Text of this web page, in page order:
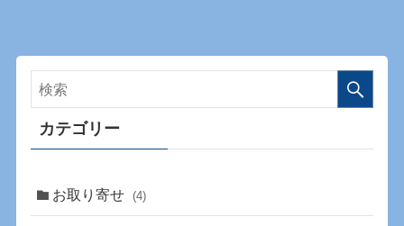
カテゴリー
お取り寄せ (4)